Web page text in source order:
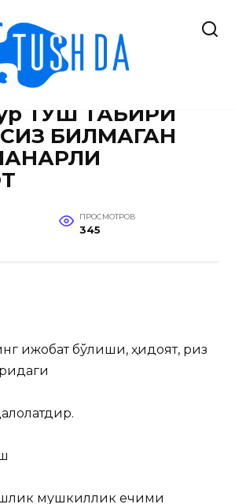
ТУШ ТАБИРИ
БИЛМАГАН
ПРОСМОТРОВ
345
ижобат бўлиши, ҳидоят, ризқ
мушкиллик ечими